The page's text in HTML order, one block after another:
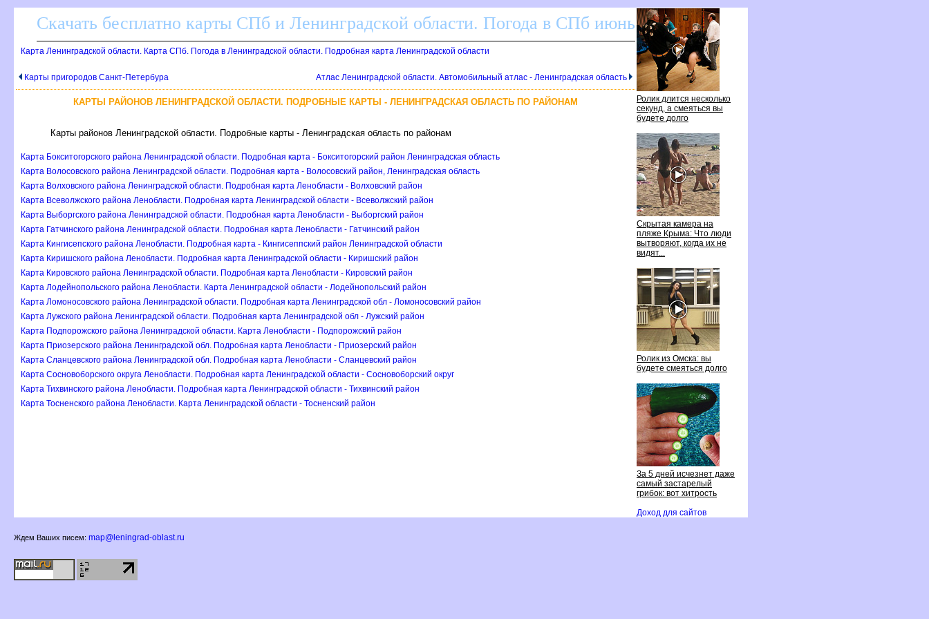
Ролик длится несколько
секунд, а смеяться вы
удете долго
Скрытая камера на
пляже Крыма: Что люди
ытворяют, когда их не
идят...
Ролик из Омска: вы
удете смеяться долго
За 5 дней исчезнет даже
самый застарелый
рибок: вот хитрость
Доход для сайто
Скачать бесплатно карты СПб и Ленинградской области. Погода в СПб июнь
Карта Ленинградской области. Карта СПб. Погода в Ленинградской области. Подробная карта Ленинградской области
Карты пригородов Санкт-Петербура Атлас Ленинградской области. Автомобильный атлас - Ленинградская область
КАРТЫ РАЙОНОВ ЛЕНИНГРАДСКОЙ ОБЛАСТИ. ПОДРОБНЫЕ КАРТЫ - ЛЕНИНГРАДСКАЯ ОБЛАСТЬ ПО РАЙОНАМ
Карты районов Ленинградской области. Подробные карты - Ленинградская область по районам
Карта Бокситогорского района Ленинградской области. Подробная карта - Бокситогорский район Ленинградская область
Карта Волосовского района Ленинградской области. Подробная карта - Волосовский район, Ленинградская область
Карта Волховского района Ленинградской области. Подробная карта Ленобласти - Волховский район
Карта Всеволжского района Ленобласти. Подробная карта Ленинградской области - Всеволжский район
Карта Выборгского района Ленинградской области. Подробная карта Ленобласти - Выборгский район
Карта Гатчинского района Ленинградской области. Подробная карта Ленобласти - Гатчинский район
Карта Кингисепского района Ленобласти. Подробная карта - Кингисеппский район Ленинградской области
Карта Киришского района Ленобласти. Подробная карта Ленинградской области - Киришский район
Карта Кировского района Ленинградской области. Подробная карта Ленобласти - Кировский район
Карта Лодейнопольского района Ленобласти. Карта Ленинградской области - Лодейнопольский район
Карта Ломоносовского района Ленинградской области. Подробная карта Ленинградской обл - Ломоносовский район
Карта Лужского района Ленинградской области. Подробная карта Ленинградской обл - Лужский район
Карта Подпорожского района Ленинградской области. Карта Ленобласти - Подпорожский район
Карта Приозерского района Ленинградской обл. Подробная карта Ленобласти - Приозерский район
Карта Сланцевского района Ленинградской обл. Подробная карта Ленобласти - Сланцевский район
Карта Сосновоборского округа Ленобласти. Подробная карта Ленинградской области - Сосновоборский окру
Карта Тихвинского района Ленобласти. Подробная карта Ленинградской области - Тихвинский район
Карта Тосненского района Ленобласти. Карта Ленинградской области - Тосненский район
Ждем Ваших писем: map@leningrad-oblast.ru